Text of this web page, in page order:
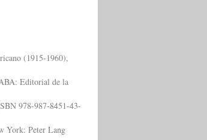
(1915-1960),
Editorial de la
978-987-8451-43-
York: Peter Lang